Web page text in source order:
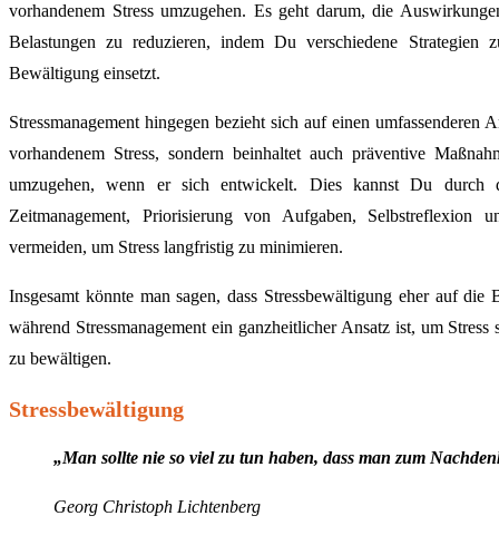
vorhandenem Stress umzugehen. Es geht darum, die
Belastungen zu reduzieren, indem Du verschiedene Strategien
Bewältigung einsetzt.
Stressmanagement hingegen bezieht sich auf einen
vorhandenem Stress, sondern beinhaltet auch präventive
umzugehen, wenn er sich entwickelt. Dies kannst Du durch
Zeitmanagement, Priorisierung von Aufgaben, Selbstreflexion
vermeiden, um Stress langfristig zu minimieren.
Insgesamt könnte man sagen, dass Stressbewältigung eher auf
während Stressmanagement ein ganzheitlicher Ansatz ist, um
zu bewältigen.
Stressbewältigung
„Man sollte nie so viel zu tun haben, dass man zum
Georg Christoph Lichtenberg